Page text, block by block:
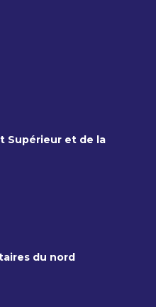
Supérieur et de la
du nord